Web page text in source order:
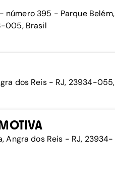
número 395 - Parque Belém,
005, Brasil
dos Reis - RJ, 23934-055,
Angra dos Reis - RJ, 23934-